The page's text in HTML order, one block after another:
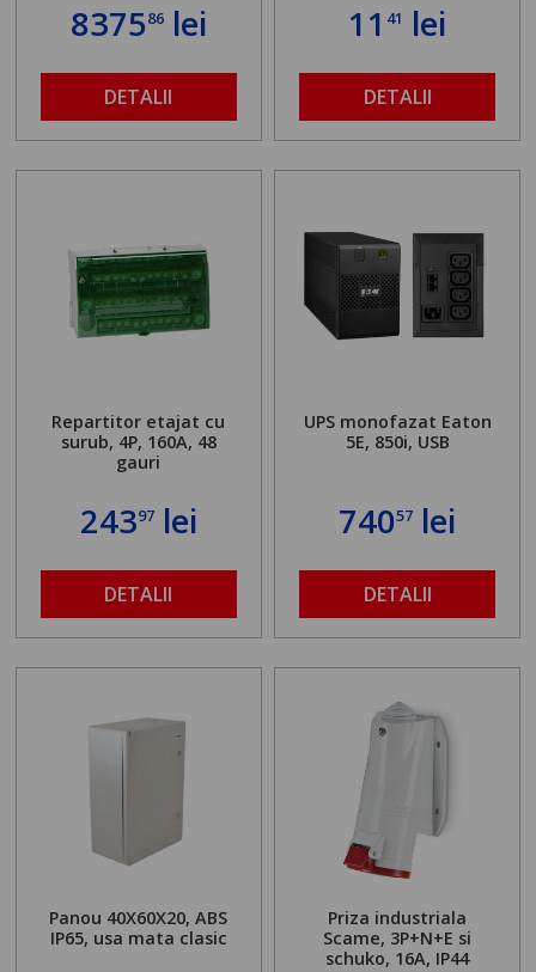
837586lei
DETALII
11 41 lei
DETALII
Repartitor etajat cu
surub, 4P, 160A, 48
gauri
24397lei
DETALII
UPS monofazat Eaton
5E, 850i, USB
74057 lei
DETALII
Panou 40X60X20, ABS
IP65, usa mata clasic
Priza industriala
Scame, 3P+N+E si
schuko, 16A, IP44